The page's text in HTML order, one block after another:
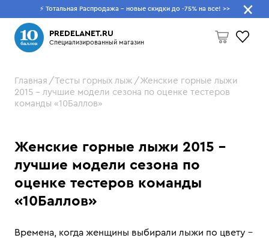
⚡ Тотальная Распродажа - новые скидки до -75% на все! >>
PREDELANET.RU
Специализированный магазин
Пусто
Что будем искать?
Главная Тесты горных лыж
Женские горные лыжи
2015 – лучшие модели сезона по оценке тестеров
команды «10Баллов»
Женские горные лыжи 2015 –
лучшие модели сезона по
оценке тестеров команды
«10Баллов»
Времена, когда женщины выбирали лыжи по цвету –